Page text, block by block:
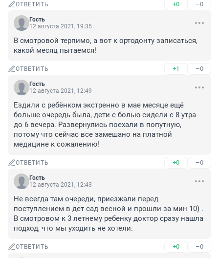
ОТВЕТИТЬ +0 –0
Гость
12 августа 2021, 19:35
В смотровой терпимо, а вот к ортодонту записаться,
какой месяц пытаемся!
ОТВЕТИТЬ +1 –0
Гость
12 августа 2021, 12:49
Ездили с ребёнком экстренно в мае месяце ещё
больше очередь была, дети с болью сидели с 8 утра
до 6 вечера. Развернулись поехали в попутную,
потому что сейчас все замешано на платной
медицине к сожалению!
ОТВЕТИТЬ +0 –0
Гость
12 августа 2021, 12:43
Не всегда там очереди, приезжали перед
поступлением в дет сад весной и прошли за мин 10) .
В смотровом к 3 летнему ребенку доктор сразу нашла
подход, что мы уходить не хотели.
ОТВЕТИТЬ +0 –0